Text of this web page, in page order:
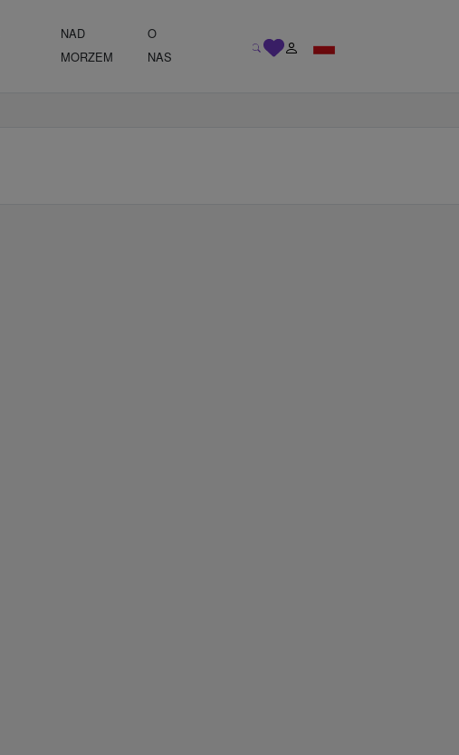
NAD
MORZEM
O
NAS